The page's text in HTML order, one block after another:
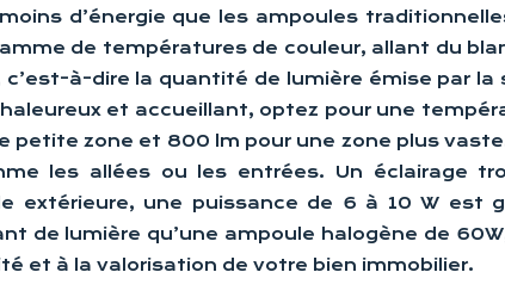
d’énergie que les ampoules
de températures de couleur, allant du
à-dire la quantité de lumière émise par
et accueillant, optez pour une
petite zone et 800 lm pour une zone plus
les allées ou les entrées. Un éclairage
extérieure, une puissance de 6 à 10 W
de lumière qu’une ampoule halogène de
et à la valorisation de votre bien immobilier.